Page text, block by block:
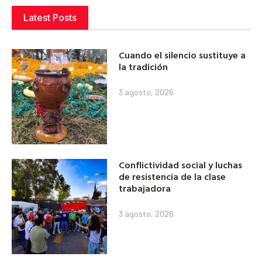
Latest Posts
Cuando el silencio sustituye a
la tradición
3 agosto, 2026
Conflictividad social y luchas
de resistencia de la clase
trabajadora
3 agosto, 2026